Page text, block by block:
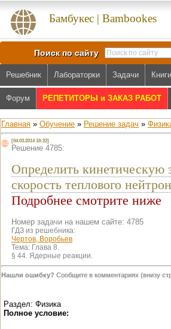
Бамбукес | Bambookes
Поиск по сайту
Решебник Лабораторки Задачи Книги
Форум РЕПЕТИТОРЫ и ЗАКАЗ РАБОТ
Главная » Обучение » Решение задач »
[04.03.2014 18:22]
Решение 4785:
Определить кинетическую
скорость теплового
Подробнее смотрите ниже
Номер задачи на нашем сайте: 4785
ГДЗ из решебника:
Чертов, Воробьев
Тема: Глава 8.
§ 44. Ядерные реакции.
Нашли ошибку? Сообщите в комментариях (внизу
Раздел: Физика
Полное условие: